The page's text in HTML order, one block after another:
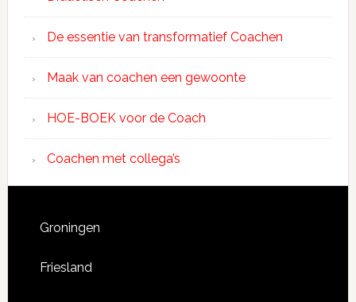
De essentie van transformatief Coachen
Maak van coachen een gewoonte
HOE-BOEK voor de Coach
Coachen met collega’s
Groningen
Friesland